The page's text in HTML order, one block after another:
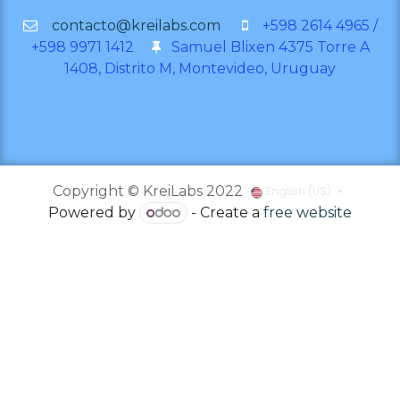
contacto@kreilabs.com
+598 2614 4965 /
+598 9971 1412
Samuel Blixen 4375 Torre A
1408, Distrito M, Montevideo, Uruguay
Copyright © KreiLabs 2022
Powered by - Create afree website